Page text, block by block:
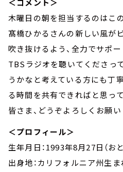
＜コメント＞
木曜日の朝を担当するのはこ
髙橋ひかるさんの新しい風が
吹き抜けるよう、全力でサポ
TBSラジオを聴いてくださっ
うかなと考えている方にも丁
る時間を共有できればと思っ
皆さま、どうぞよろしくお願い
＜プロフィール＞
生年月日：1993年8月27日（お
出身地：カリフォルニア州生ま